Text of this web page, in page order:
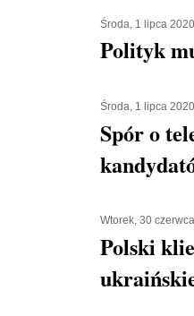
Środa, 1 lipca 2020
Polityk
Środa, 1 lipca 2020
Spór o
Wtorek, 30
Polski